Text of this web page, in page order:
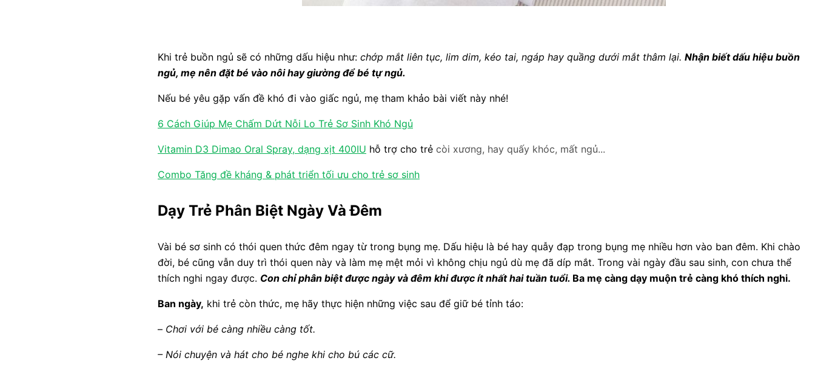
Khi trẻ buồn ngủ sẽ có những dấu hiệu như: chớp mắt liên tục, lim dim, kéo tai, ngáp hay quầng dưới mắt thâm lại. Nhận biết dấu hiệu buồn
ngủ, mẹ nên đặt bé vào nôi hay giường để bé tự ngủ.
Nếu bé yêu gặp vấn đề khó đi vào giấc ngủ, mẹ tham khảo bài viết này nhé!
6 Cách Giúp Mẹ Chấm Dứt Nỗi Lo Trẻ Sơ Sinh Khó Ngủ
Vitamin D3 Dimao Oral Spray, dạng xịt 400IU hỗ trợ cho trẻ còi xương, hay quấy khóc, mất ngủ...
Combo Tăng đề kháng & phát triển tối ưu cho trẻ sơ sinh
Dạy Trẻ Phân Biệt Ngày Và Đêm
Vài bé sơ sinh có thói quen thức đêm ngay từ trong bụng mẹ. Dấu hiệu là bé hay quẫy đạp trong bụng mẹ nhiều hơn vào ban đêm. Khi chào
đời, bé cũng vẫn duy trì thói quen này và làm mẹ mệt mỏi vì không chịu ngủ dù mẹ đã díp mắt. Trong vài ngày đầu sau sinh, con chưa thể
thích nghi ngay được. Con chỉ phân biệt được ngày và đêm khi được ít nhất hai tuần tuổi. Ba mẹ càng dạy muộn trẻ càng khó thích nghi.
Ban ngày, khi trẻ còn thức, mẹ hãy thực hiện những việc sau để giữ bé tỉnh táo:
– Chơi với bé càng nhiều càng tốt.
– Nói chuyện và hát cho bé nghe khi cho bú các cữ.